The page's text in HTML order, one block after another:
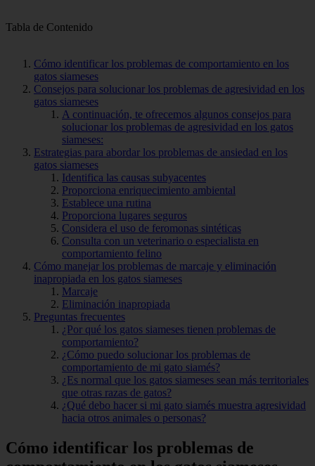
Tabla de Contenido
Cómo identificar los problemas de comportamiento en los
gatos siameses
Consejos para solucionar los problemas de agresividad en los
gatos siameses
A continuación, te ofrecemos algunos consejos para
solucionar los problemas de agresividad en los gatos
siameses:
Estrategias para abordar los problemas de ansiedad en los
gatos siameses
Identifica las causas subyacentes
Proporciona enriquecimiento ambiental
Establece una rutina
Proporciona lugares seguros
Considera el uso de feromonas sintéticas
Consulta con un veterinario o especialista en
comportamiento felino
Cómo manejar los problemas de marcaje y eliminación
inapropiada en los gatos siameses
Marcaje
Eliminación inapropiada
Preguntas frecuentes
¿Por qué los gatos siameses tienen problemas de
comportamiento?
¿Cómo puedo solucionar los problemas de
comportamiento de mi gato siamés?
¿Es normal que los gatos siameses sean más territoriales
que otras razas de gatos?
¿Qué debo hacer si mi gato siamés muestra agresividad
hacia otros animales o personas?
Cómo identificar los problemas de